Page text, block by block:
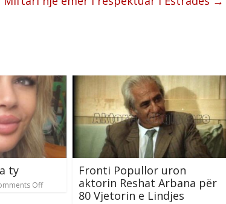
ty
Off
Fronti Popullor uron
aktorin Reshat Arbana për
80 Vjetorin e Lindjes